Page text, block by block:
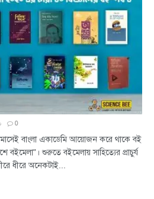
0
মাসেই বাংলা একাডেমি আয়োজন করে থাকে বই
বইমেলা"। শুরুতে বইমেলায় সাহিত্যের প্রাচুর্য
ধীরে অনেকটাই...